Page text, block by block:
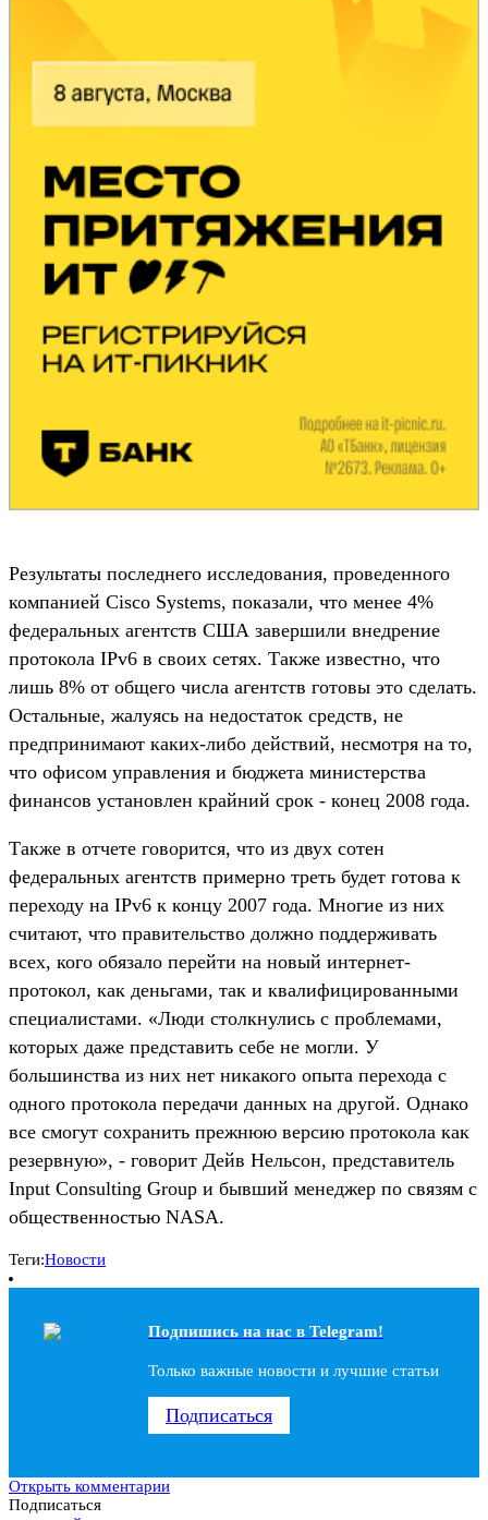
Результаты последнего исследования, проведенного
компанией Cisco Systems, показали, что менее 4%
федеральных агентств США завершили внедрение
протокола IPv6 в своих сетях. Также известно, что
лишь 8% от общего числа агентств готовы это сделать.
Остальные, жалуясь на недостаток средств, не
предпринимают каких-либо действий, несмотря на то,
что офисом управления и бюджета министерства
финансов установлен крайний срок - конец 2008 года.
Также в отчете говорится, что из двух сотен
федеральных агентств примерно треть будет готова к
переходу на IPv6 к концу 2007 года. Многие из них
считают, что правительство должно поддерживать
всех, кого обязало перейти на новый интернет-
протокол, как деньгами, так и квалифицированными
специалистами. «Люди столкнулись с проблемами,
которых даже представить себе не могли. У
большинства из них нет никакого опыта перехода с
одного протокола передачи данных на другой. Однако
все смогут сохранить прежнюю версию протокола как
резервную», - говорит Дейв Нельсон, представитель
Input Consulting Group и бывший менеджер по связям с
общественностью NASA.
Теги:Новости
Подпишись на наc в Telegram!
Только важные новости и лучшие статьи
Подписаться
Открыть комментарии
Подписаться